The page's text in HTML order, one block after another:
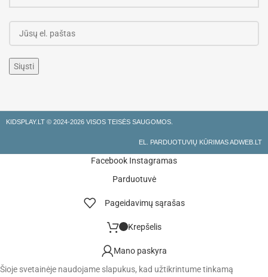
KIDSPLAY.LT © 2024-2026 VISOS TEISĖS SAUGOMOS.
EL. PARDUOTUVIŲ KŪRIMAS ADWEB.LT
Facebook Instagramas
Parduotuvė
Pageidavimų sąrašas
Krepšelis
Mano paskyra
Šioje svetainėje naudojame slapukus, kad užtikrintume tinkamą